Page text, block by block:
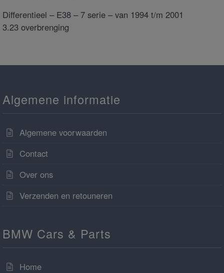
Differentieel – E38 – 7 serie – van 1994 t/m 2001
3.23 overbrenging
Algemene informatie
Algemene voorwaarden
Contact
Over ons
Verzenden en retouneren
BMW Cars & Parts
Home